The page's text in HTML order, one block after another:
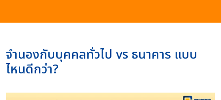
จำนองกับบุคคลทั่วไป vs ธนาคาร แบบ
ไหนดีกว่า?